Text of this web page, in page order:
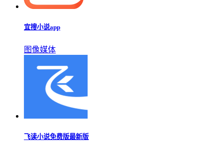
宜搜小说app
图像媒体
飞读小说免费版最新版